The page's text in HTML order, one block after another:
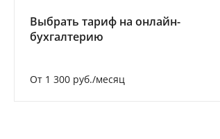
Выбрать тариф на онлайн-
бухгалтерию
От 1 300 руб./месяц